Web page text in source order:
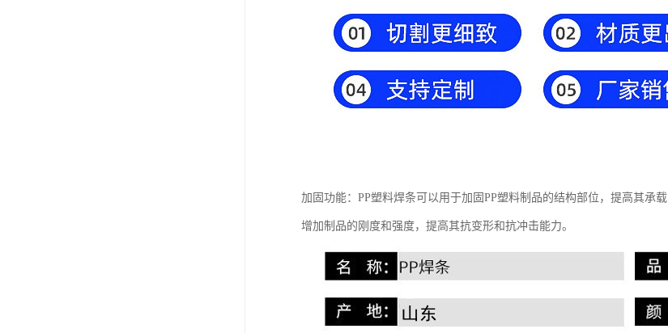
加固功能：PP塑料焊条可以用于加固PP塑料制品的结构部位，提高其承
增加制品的刚度和强度，提高其抗变形和抗冲击能力。